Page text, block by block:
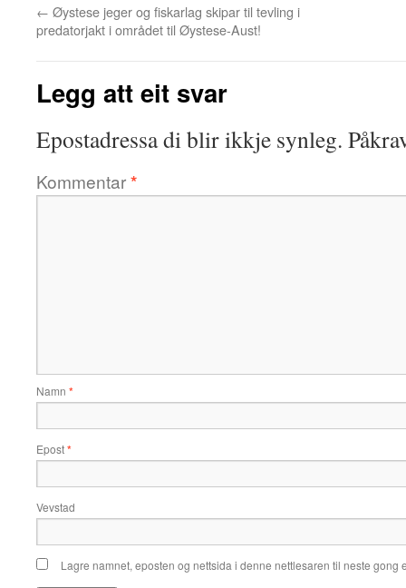
← Øystese jeger og fiskarlag skipar til tevling i
predatorjakt i området til Øystese-Aust!
Legg att eit svar
Epostadressa di blir ikkje synleg.
Kommentar*
Namn *
Epost*
Vevstad
Lagre namnet, eposten og nettsida i denne nettlesaren til neste gong